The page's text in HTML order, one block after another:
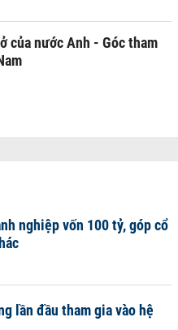
của nước Anh - Góc tham
nghiệp vốn 100 tỷ, góp cổ
lần đầu tham gia vào hệ